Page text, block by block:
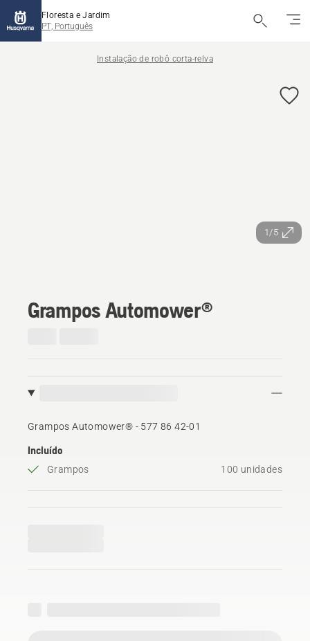
Floresta e Jardim
PT, Português
Instalação de robô corta-relva
1/5
Grampos Automower®
Grampos Automower® - 577 86 42‑01
Incluído
Grampos 100 unidades